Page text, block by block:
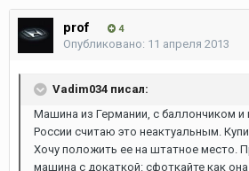
prof 4
Опубликовано: 11 апреля 2013
Vadim034 писал:
Машина из Германии, с баллончиком
России считаю это неактуальным.
Хочу положить ее на штатное место.
машина с докаткой: сфоткайте как